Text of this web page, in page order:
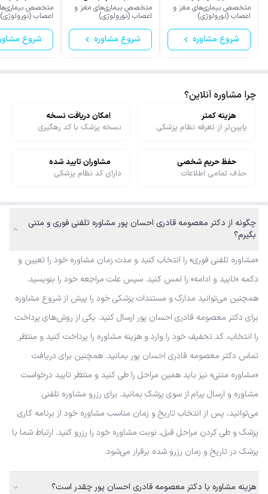
متخصص بیماری‌های مغز و
اعصاب (نورولوژی)
شروع مشاوره
متخصص بیماری‌های مغز و
اعصاب (نورولوژی)
شروع مشاوره
خانمحمدیمتخصص
اعصاب (نورولوژی)
شروع
چرا مشاوره آنلاین؟
هزینه کمتر
پایین‌تر از تعرفه نظام پزشکی
امکان دریافت نسخه
نسخه پزشک با کد رهگیری
حفظ حریم شخصی
حذف تمامی اطلاعات
مشاوران تایید شده
دارای کد نظام پزشکی
چگونه از دکتر معصومه قادری احسان پور مشاوره تلفنی فوری و متنی
بگیرم؟
«مشاوره تلفنی فوری» را انتخاب کنید و مدت زمان مشاوره خود را تعیین و
دکمه «تایید و ادامه» را لمس کنید. سپس علت مراجعه خود را بنویسید.
همچنین می‌توانید مدارک و مستندات پزشکی خود را پیش از شروع مشاوره
برای دکتر معصومه قادری احسان پور ارسال کنید. یکی از روش‌های پرداخت
را انتخاب، کد تخفیف خود را وارد و هزینه مشاوره را پرداخت کنید و منتظر
تماس دکتر معصومه قادری احسان پور بمانید. همچنین برای دریافت
«مشاوره متنی» نیز باید همین مراحل را طی کنید و منتظر تایید درخواست
مشاوره و ارسال پیام از سوی پزشک بمانید. برای رزرو مشاوره تلفنی
می‌توانید، پس از انتخاب تاریخ و زمان مناسب مشاوره خود از برنامه کاری
پزشک و طی کردن مراحل قبل، نوبت مشاوره خود را رزرو کنید. ارتباط شما با
پزشک در تاریخ و زمان رزرو شده برقرار می‌شود.
هزینه مشاوره با دکتر معصومه قادری احسان پور چقدر است؟